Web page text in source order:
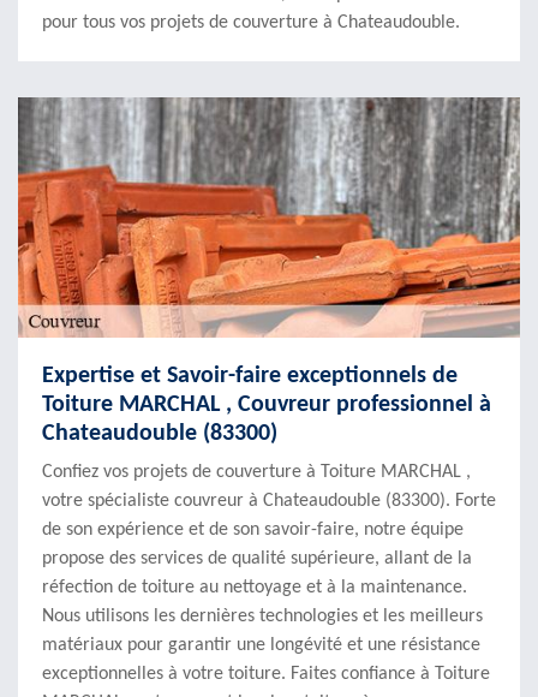
pour tous vos projets de couverture à Chateaudouble.
Expertise et Savoir-faire exceptionnels de
Toiture MARCHAL , Couvreur professionnel à
Chateaudouble (83300)
Confiez vos projets de couverture à Toiture MARCHAL ,
votre spécialiste couvreur à Chateaudouble (83300). Forte
de son expérience et de son savoir-faire, notre équipe
propose des services de qualité supérieure, allant de la
réfection de toiture au nettoyage et à la maintenance.
Nous utilisons les dernières technologies et les meilleurs
matériaux pour garantir une longévité et une résistance
exceptionnelles à votre toiture. Faites confiance à Toiture